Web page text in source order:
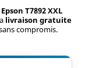
T7892 XXL
livraison gratuite
compromis.